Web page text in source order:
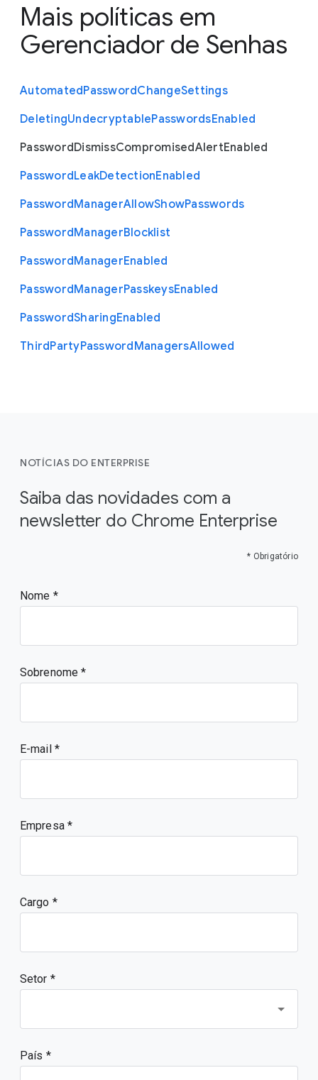
Mais políticas em
Gerenciador de Senhas
AutomatedPasswordChangeSettings
DeletingUndecryptablePasswordsEnabled
PasswordDismissCompromisedAlertEnabled
PasswordLeakDetectionEnabled
PasswordManagerAllowShowPasswords
PasswordManagerBlocklist
PasswordManagerEnabled
PasswordManagerPasskeysEnabled
PasswordSharingEnabled
ThirdPartyPasswordManagersAllowed
NOTÍCIAS DO ENTERPRISE
Saiba das novidades com a
newsletter do Chrome Enterprise
* Obrigatório
Nome
Sobrenome
E-mail
Empresa
Cargo
Setor *
País *